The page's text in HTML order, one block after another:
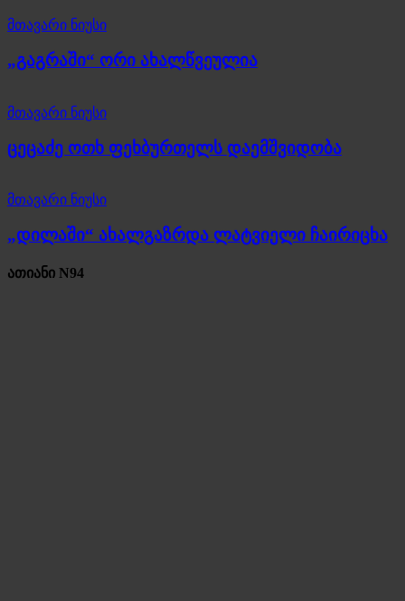
მთავარი ნიუსი
„გაგრაში“ ორი ახალწვეულია
მთავარი ნიუსი
ცეცაძე ოთხ ფეხბურთელს დაემშვიდობა
მთავარი ნიუსი
„დილაში“ ახალგაზრდა ლატვიელი ჩაირიცხა
ათიანი N94